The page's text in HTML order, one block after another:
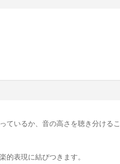
ているか、音の高さを聴き分ける
的表現に結びつきます。